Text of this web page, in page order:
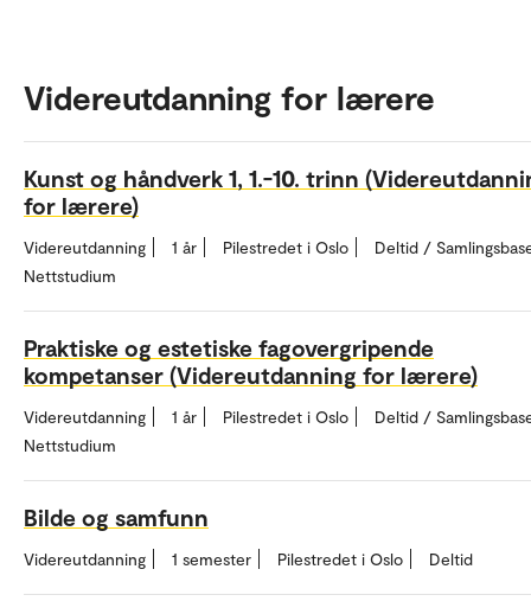
Videreutdanning for lærere
Kunst og håndverk 1, 1.-10. trinn
for lærere)
Videreutdanning 1 år Pilestredet i Oslo
Deltid /
Nettstudium
Praktiske og estetiske fagovergripende
kompetanser (Videreutdanning for lærere)
Videreutdanning 1 år Pilestredet i Oslo
Deltid /
Nettstudium
Bilde og samfunn
Videreutdanning 1 semester Pilestredet i Oslo Deltid